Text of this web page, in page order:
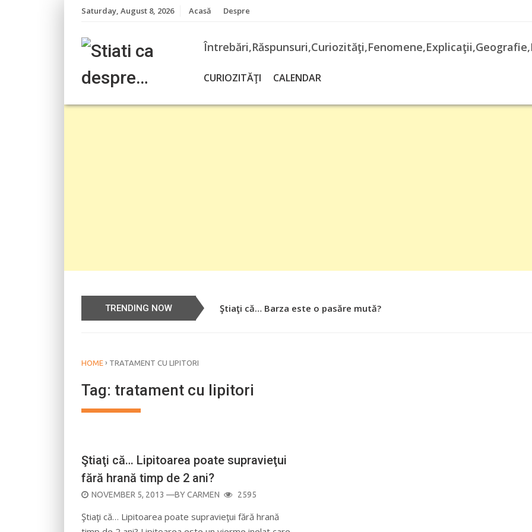
Saturday, August 8, 2026 Acasă Despre
CURIOZITĂŢI CALENDAR
TRENDING NOW Ştiaţi că… Barza este o pasăre mută?
Știați că… Roşiile îsi păstrează substanţele benefice organismului
HOME › TRATAMENT CU LIPITORI
Tag: tratament cu lipitori
Ştiaţi că… Lipitoarea poate supravieţui
fără hrană timp de 2 ani?
POSTED
NOVEMBER 5, 2013 —BYCARMEN 2595
Ştiaţi că… Lipitoarea poate supravieţui fără hrană